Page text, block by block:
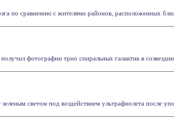
сравнению с жителями районов, расположенных
фотографии трио спиральных галактик в
светом под воздействием ультрафиолета после